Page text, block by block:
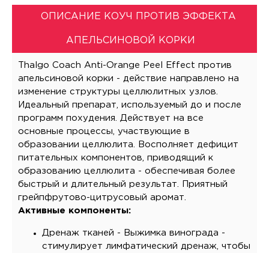
ОПИСАНИЕ КОУЧ ПРОТИВ ЭФФЕКТА
АПЕЛЬСИНОВОЙ КОРКИ
Thalgo Coach Anti-Orange Peel Effect против
апельсиновой корки - действие направлено на
изменение структуры целлюлитных узлов.
Идеальный препарат, используемый до и после
программ похудения. Действует на все
основные процессы, участвующие в
образовании целлюлита. Восполняет дефицит
питательных компонентов, приводящий к
образованию целлюлита - обеспечивая более
быстрый и длительный результат. Приятный
грейпфрутово-цитрусовый аромат.
Активные компоненты:
Дренаж тканей - Выжимка винограда -
стимулирует лимфатический дренаж, чтобы